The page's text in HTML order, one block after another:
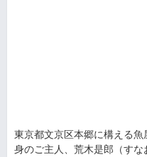
東京都文京区本郷に構える
身のご主人、荒木是郎（す